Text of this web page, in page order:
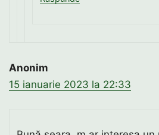
Anonim
15 ianuarie 2023 la 22:33